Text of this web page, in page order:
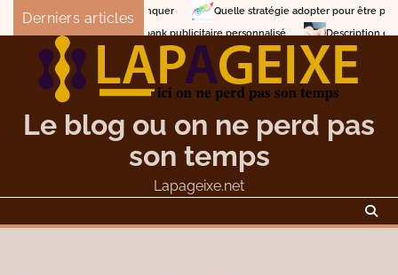
Skip
content
Derniers articles
Quelle stratégie adopter pour être premier dans
Description et traitement des verrues
Le blog ou on ne perd pas
son temps
Lapageixe.net